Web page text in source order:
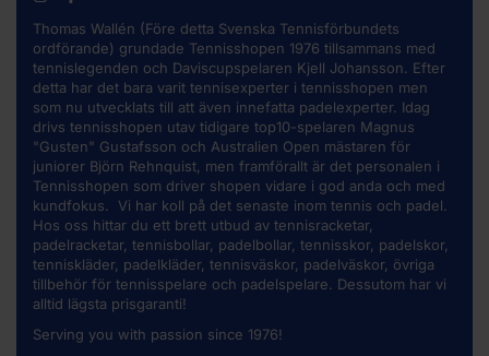
Thomas Wallén (Före detta Svenska Tennisförbundets
ordförande) grundade Tennisshopen 1976 tillsammans med
tennislegenden och Daviscupspelaren Kjell Johansson. Efter
detta har det bara varit tennisexperter i tennisshopen men
som nu utvecklats till att även innefatta padelexperter. Idag
drivs tennisshopen utav tidigare top10-spelaren Magnus
"Gusten" Gustafsson och Australien Open mästaren för
juniorer Björn Rehnquist, men framförallt är det personalen i
Tennisshopen som driver shopen vidare i god anda och med
kundfokus. Vi har koll på det senaste inom tennis och padel.
Hos oss hittar du ett brett utbud av tennisracketar,
padelracketar, tennisbollar, padelbollar, tennisskor, padelskor,
tenniskläder, padelkläder, tennisväskor, padelväskor, övriga
tillbehör för tennisspelare och padelspelare. Dessutom har vi
alltid lägsta prisgaranti!
Serving you with passion since 1976!